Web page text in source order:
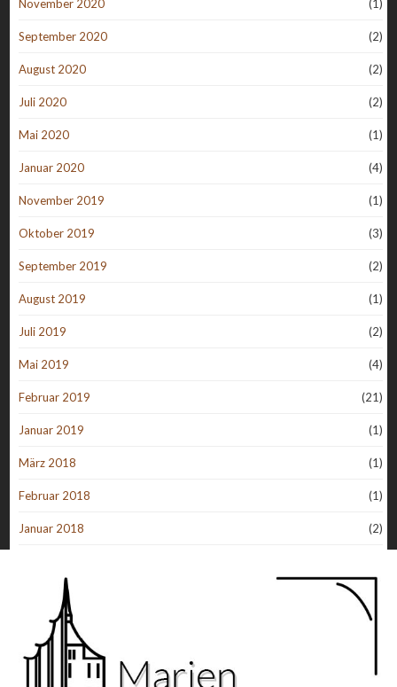
November 2020 (1)
September 2020 (2)
August 2020 (2)
Juli 2020 (2)
Mai 2020 (1)
Januar 2020 (4)
November 2019 (1)
Oktober 2019 (3)
September 2019 (2)
August 2019 (1)
Juli 2019 (2)
Mai 2019 (4)
Februar 2019 (21)
Januar 2019 (1)
März 2018 (1)
Februar 2018 (1)
Januar 2018 (2)